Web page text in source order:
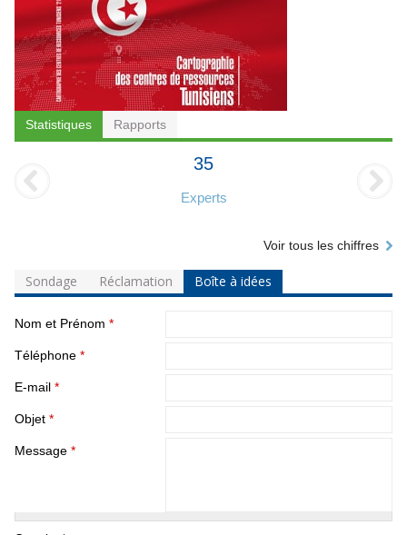
Statistiques Rapports
35
Experts
Voir tous les chiffres
Sondage Réclamation Boîte à idées
Nom et Prénom *
Téléphone *
E-mail *
Objet *
Message *